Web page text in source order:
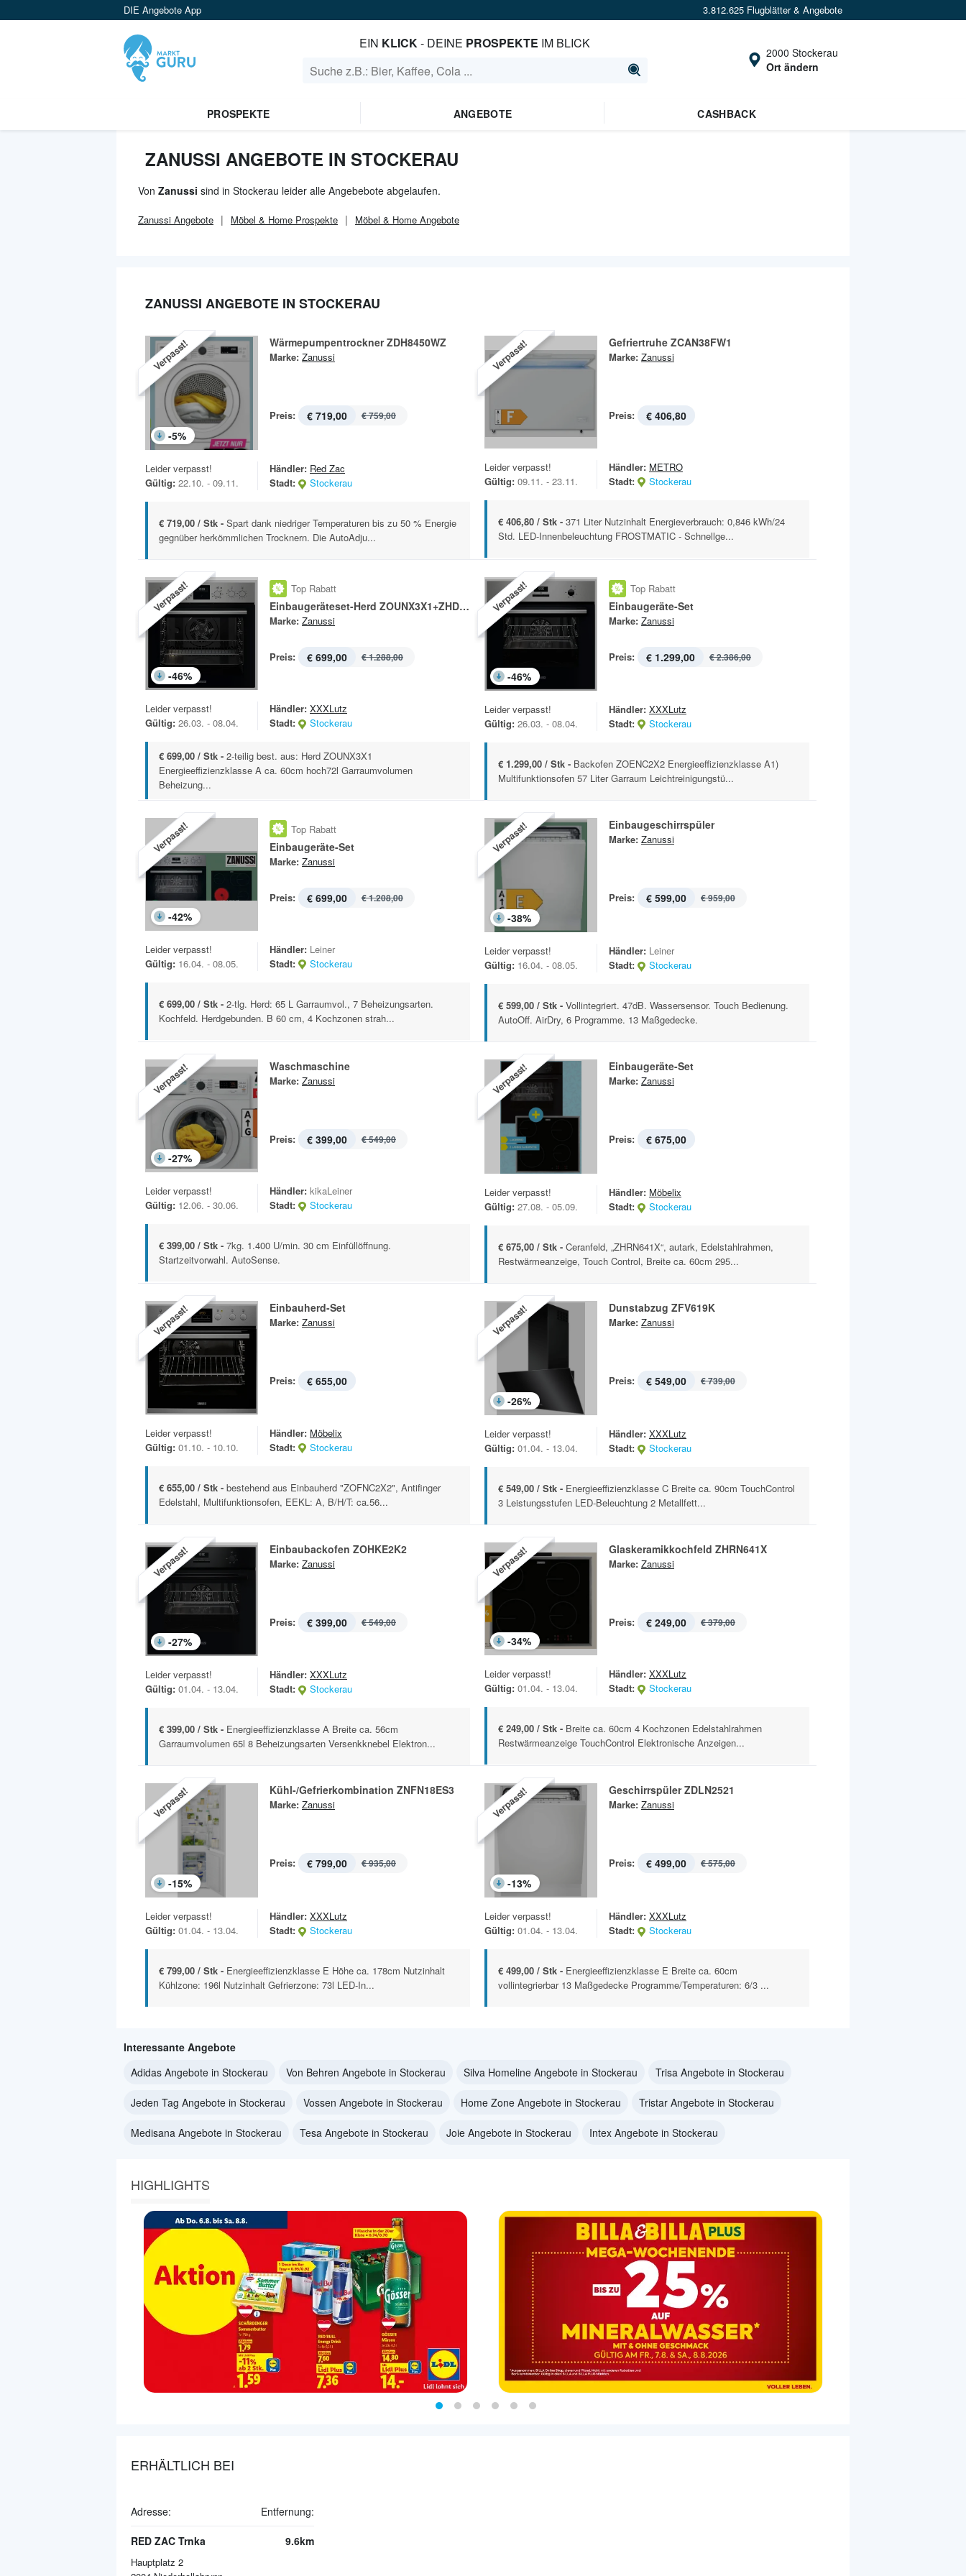
DIE Angebote App 3.812.625 Flugblätter & Angebote
EIN KLICK- DEINE PROSPEKTE IM BLICK
2000 Stockerau
Ort ändern
PROSPEKTE ANGEBOTE CASHBACK
ZANUSSI ANGEBOTE IN STOCKERAU
Von Zanussi sind in Stockerau leider alle Angebebote abgelaufen.
Zanussi Angebote Möbel & Home Prospekte Möbel & Home Angebote
ZANUSSI ANGEBOTE IN STOCKERAU
Verpasst!
-5%
Wärmepumpentrockner ZDH8450WZ
Marke: Zanussi
Preis: € 719,00 € 759,00
Leider verpasst!
Gültig: 22.10. - 09.11.
Händler: Red Zac
Stadt:
Stockerau
€ 719,00 / Stk - Spart dank niedriger Temperaturen bis zu 50 % Energie
gegnüber herkömmlichen Trocknern. Die AutoAdju...
Verpasst! Gefriertruhe ZCAN38FW1
Marke: Zanussi
Preis: € 406,80
Leider verpasst!
Gültig: 09.11. - 23.11.
Händler: METRO
Stadt:
Stockerau
€ 406,80 / Stk - 371 Liter Nutzinhalt Energieverbrauch: 0,846 kWh/24
Std. LED-Innenbeleuchtung FROSTMATIC - Schnellge...
Verpasst!
-46%
Top Rabatt
Einbaugeräteset-Herd ZOUNX3X1+ZHDN640X
Marke: Zanussi
Preis: € 699,00 € 1.288,00
Leider verpasst!
Gültig: 26.03. - 08.04.
Händler: XXXLutz
Stadt:
Stockerau
€ 699,00 / Stk - 2-teilig best. aus: Herd ZOUNX3X1
Energieeffizienzklasse A ca. 60cm hoch72l Garraumvolumen
Beheizung...
Verpasst!
-46%
Top Rabatt
Einbaugeräte-Set
Marke: Zanussi
Preis: € 1.299,00 € 2.386,00
Leider verpasst!
Gültig: 26.03. - 08.04.
Händler: XXXLutz
Stadt:
Stockerau
€ 1.299,00 / Stk - Backofen ZOENC2X2 Energieeffizienzklasse A1)
Multifunktionsofen 57 Liter Garraum Leichtreinigungstü...
Verpasst!
-42%
Top Rabatt
Einbaugeräte-Set
Marke: Zanussi
Preis: € 699,00 € 1.208,00
Leider verpasst!
Gültig: 16.04. - 08.05.
Händler: Leiner
Stadt:
Stockerau
€ 699,00 / Stk - 2-tlg. Herd: 65 L Garraumvol., 7 Beheizungsarten.
Kochfeld. Herdgebunden. B 60 cm, 4 Kochzonen strah...
Verpasst!
-38%
Einbaugeschirrspüler
Marke: Zanussi
Preis: € 599,00 € 959,00
Leider verpasst!
Gültig: 16.04. - 08.05.
Händler: Leiner
Stadt:
Stockerau
€ 599,00 / Stk - Vollintegriert. 47dB. Wassersensor. Touch Bedienung.
AutoOff. AirDry, 6 Programme. 13 Maßgedecke.
Verpasst!
-27%
Waschmaschine
Marke: Zanussi
Preis: € 399,00 € 549,00
Leider verpasst!
Gültig: 12.06. - 30.06.
Händler: kikaLeiner
Stadt:
Stockerau
€ 399,00 / Stk - 7kg. 1.400 U/min. 30 cm Einfüllöffnung.
Startzeitvorwahl. AutoSense.
Verpasst! Einbaugeräte-Set
Marke: Zanussi
Preis: € 675,00
Leider verpasst!
Gültig: 27.08. - 05.09.
Händler: Möbelix
Stadt:
Stockerau
€ 675,00 / Stk - Ceranfeld, „ZHRN641X“, autark, Edelstahlrahmen,
Restwärmeanzeige, Touch Control, Breite ca. 60cm 295...
Verpasst! Einbauherd-Set
Marke: Zanussi
Preis: € 655,00
Leider verpasst!
Gültig: 01.10. - 10.10.
Händler: Möbelix
Stadt:
Stockerau
€ 655,00 / Stk - bestehend aus Einbauherd "ZOFNC2X2", Antifinger
Edelstahl, Multifunktionsofen, EEKL: A, B/H/T: ca.56...
Verpasst!
-26%
Dunstabzug ZFV619K
Marke: Zanussi
Preis: € 549,00 € 739,00
Leider verpasst!
Gültig: 01.04. - 13.04.
Händler: XXXLutz
Stadt:
Stockerau
€ 549,00 / Stk - Energieeffizienzklasse C Breite ca. 90cm TouchControl
3 Leistungsstufen LED-Beleuchtung 2 Metallfett...
Verpasst!
-27%
Einbaubackofen ZOHKE2K2
Marke: Zanussi
Preis: € 399,00 € 549,00
Leider verpasst!
Gültig: 01.04. - 13.04.
Händler: XXXLutz
Stadt:
Stockerau
€ 399,00 / Stk - Energieeffizienzklasse A Breite ca. 56cm
Garraumvolumen 65l 8 Beheizungsarten Versenkknebel Elektron...
Verpasst!
-34%
Glaskeramikkochfeld ZHRN641X
Marke: Zanussi
Preis: € 249,00 € 379,00
Leider verpasst!
Gültig: 01.04. - 13.04.
Händler: XXXLutz
Stadt:
Stockerau
€ 249,00 / Stk - Breite ca. 60cm 4 Kochzonen Edelstahlrahmen
Restwärmeanzeige TouchControl Elektronische Anzeigen...
Verpasst!
-15%
Kühl-/Gefrierkombination ZNFN18ES3
Marke: Zanussi
Preis: € 799,00 € 935,00
Leider verpasst!
Gültig: 01.04. - 13.04.
Händler: XXXLutz
Stadt:
Stockerau
€ 799,00 / Stk - Energieeffizienzklasse E Höhe ca. 178cm Nutzinhalt
Kühlzone: 196l Nutzinhalt Gefrierzone: 73l LED-In...
Verpasst!
-13%
Geschirrspüler ZDLN2521
Marke: Zanussi
Preis: € 499,00 € 575,00
Leider verpasst!
Gültig: 01.04. - 13.04.
Händler: XXXLutz
Stadt:
Stockerau
€ 499,00 / Stk - Energieeffizienzklasse E Breite ca. 60cm
vollintegrierbar 13 Maßgedecke Programme/Temperaturen: 6/3 ...
Interessante Angebote
Adidas Angebote in Stockerau
Von Behren Angebote in Stockerau Silva Homeline Angebote in Stockerau Trisa Angebote in Stockerau
Jeden Tag Angebote in Stockerau Vossen Angebote in Stockerau Home Zone Angebote in Stockerau Tristar Angebote in Stockerau
Medisana Angebote in Stockerau Tesa Angebote in Stockerau Joie Angebote in Stockerau Intex Angebote in Stockerau
HIGHLIGHTS
ERHÄLTLICH BEI
Adresse: Entfernung:
RED ZAC Trnka
Hauptplatz 2
9.6km